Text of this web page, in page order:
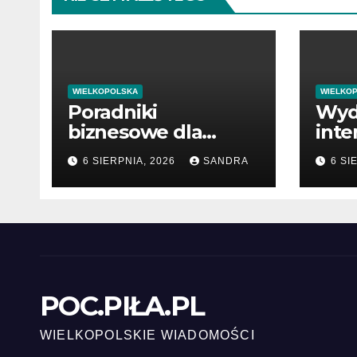
WIELKOPOLSKA
Poradniki
biznesowe dla
przedsiębiorców i
menedżerów
6 SIERPNIA, 2026 SANDRA 6
POC.PIŁA.PL
WIELKOPOLSKIE WIADOMOŚCI